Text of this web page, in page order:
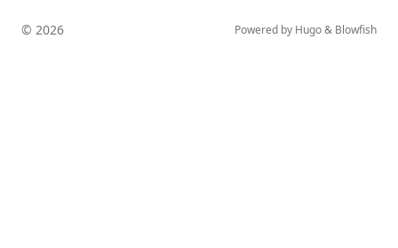
© 2026 Powered by Hugo& Blowfish